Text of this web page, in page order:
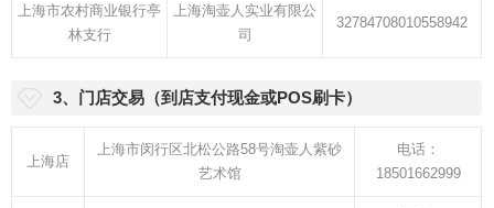
上海市农村商业银行亭
林支行
上海淘壶人实业有限公
司
32784708010558942
3、门店交易（到店支付现金或POS刷卡）
上海店
上海市闵行区北松公路58号淘壶人紫砂
艺术馆
电话：
18501662999